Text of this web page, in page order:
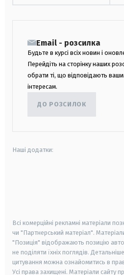
Email - розсилка
Будьте в курсі всіх новин і
Перейдіть на сторінку наших
обрати ті, що відповідають
інтересам.
ДО РОЗСИЛОК
Наші додатки:
Всі комерційні рекламні матеріали
чи "Партнерський матеріал".
"Позиція" відображають позицію
не поділяти їхніх поглядів.
цитування можна ознайомитись в
Усі права захищені. Матеріали сайту